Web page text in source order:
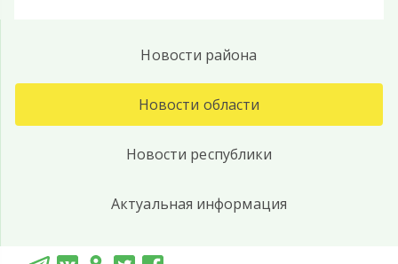
Новости района
Новости области
Новости республики
Актуальная информация